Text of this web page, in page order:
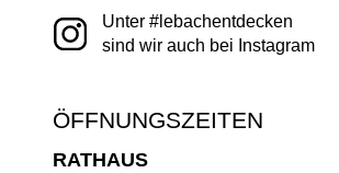
Unter #lebachentdecken
sind wir auch bei Instagram
ÖFFNUNGSZEITEN
RATHAUS